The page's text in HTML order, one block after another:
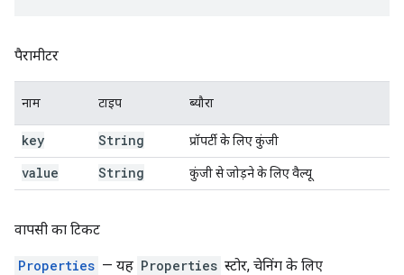
पैरामीटर
नाम टाइप ब्यौरा
key String प्रॉपर्टी के लिए कुंजी
value String कुंजी से जोड़ने के लिए वैल्यू
वापसी का टिकट
Properties — यह Properties स्टोर, चेनिंग के लिए